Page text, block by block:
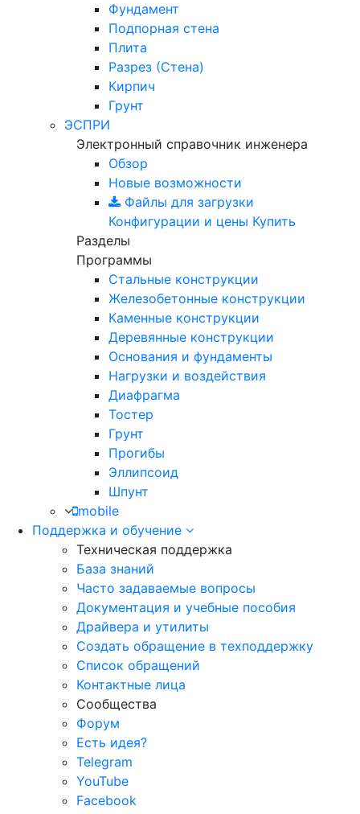
Фундамент
Подпорная стена
Плита
Разрез (Стена)
Кирпич
Грунт
ЭСПРИ
Электронный справочник инженера
Обзор
Новые возможности
Файлы для загрузки
Конфигурации и цены Купить
Разделы
Программы
Стальные конструкции
Железобетонные конструкции
Каменные конструкции
Деревянные конструкции
Основания и фундаменты
Нагрузки и воздействия
Диафрагма
Тостер
Грунт
Прогибы
Эллипсоид
Шпунт
mobile
Поддержка и обучение
Техническая поддержка
База знаний
Часто задаваемые вопросы
Документация и учебные пособия
Драйвера и утилиты
Создать обращение в техподдержку
Список обращений
Контактные лица
Сообщества
Форум
Есть идея?
Telegram
YouTube
Facebook